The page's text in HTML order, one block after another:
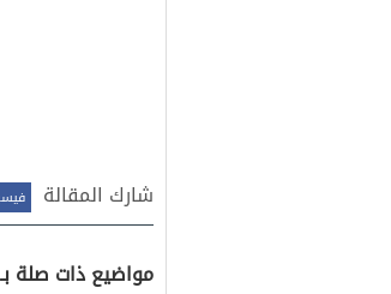
شارك المقالة
مواضيع ذات صلة